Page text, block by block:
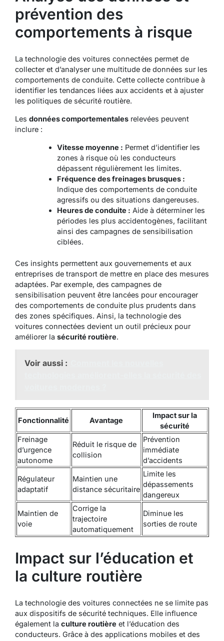
prévention des
comportements à risque
La technologie des voitures connectées permet de
collecter et d’analyser une multitude de données sur les
comportements de conduite. Cette collecte contribue à
identifier les tendances liées aux accidents et à ajuster
les politiques de sécurité routière.
Les données comportementales relevées peuvent
inclure :
Vitesse moyenne : Permet d’identifier les
zones à risque où les conducteurs
dépassent régulièrement les limites.
Fréquence des freinages brusques :
Indique des comportements de conduite
agressifs ou des situations dangereuses.
Heures de conduite : Aide à déterminer les
périodes les plus accidentogènes, facilitant
ainsi des campagnes de sensibilisation
ciblées.
Ces insights permettent aux gouvernements et aux
entreprises de transport de mettre en place des mesures
adaptées. Par exemple, des campagnes de
sensibilisation peuvent être lancées pour encourager
des comportements de conduite plus prudents dans
des zones spécifiques. Ainsi, la technologie des
voitures connectées devient un outil précieux pour
améliorer la sécurité routière.
Voir aussi :
Fonctionnalité Avantage
Impact sur la
sécurité
Freinage
d’urgence
autonome
Réduit le risque de
collision
Prévention
immédiate
d’accidents
Régulateur
adaptatif
Maintien une
distance sécuritaire
Limite les
dépassements
dangereux
Maintien de
voie
Corrige la
trajectoire
automatiquement
Diminue les
sorties de route
Impact sur l’éducation et
la culture routière
La technologie des voitures connectées ne se limite pas
aux dispositifs de sécurité techniques. Elle influence
également la culture routière et l’éducation des
conducteurs. Grâce à des applications mobiles et des